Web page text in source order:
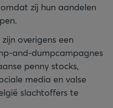
zij hun aandelen
overigens een
and-dumpcampagnes
penny stocks,
media en valse
slachtoffers te